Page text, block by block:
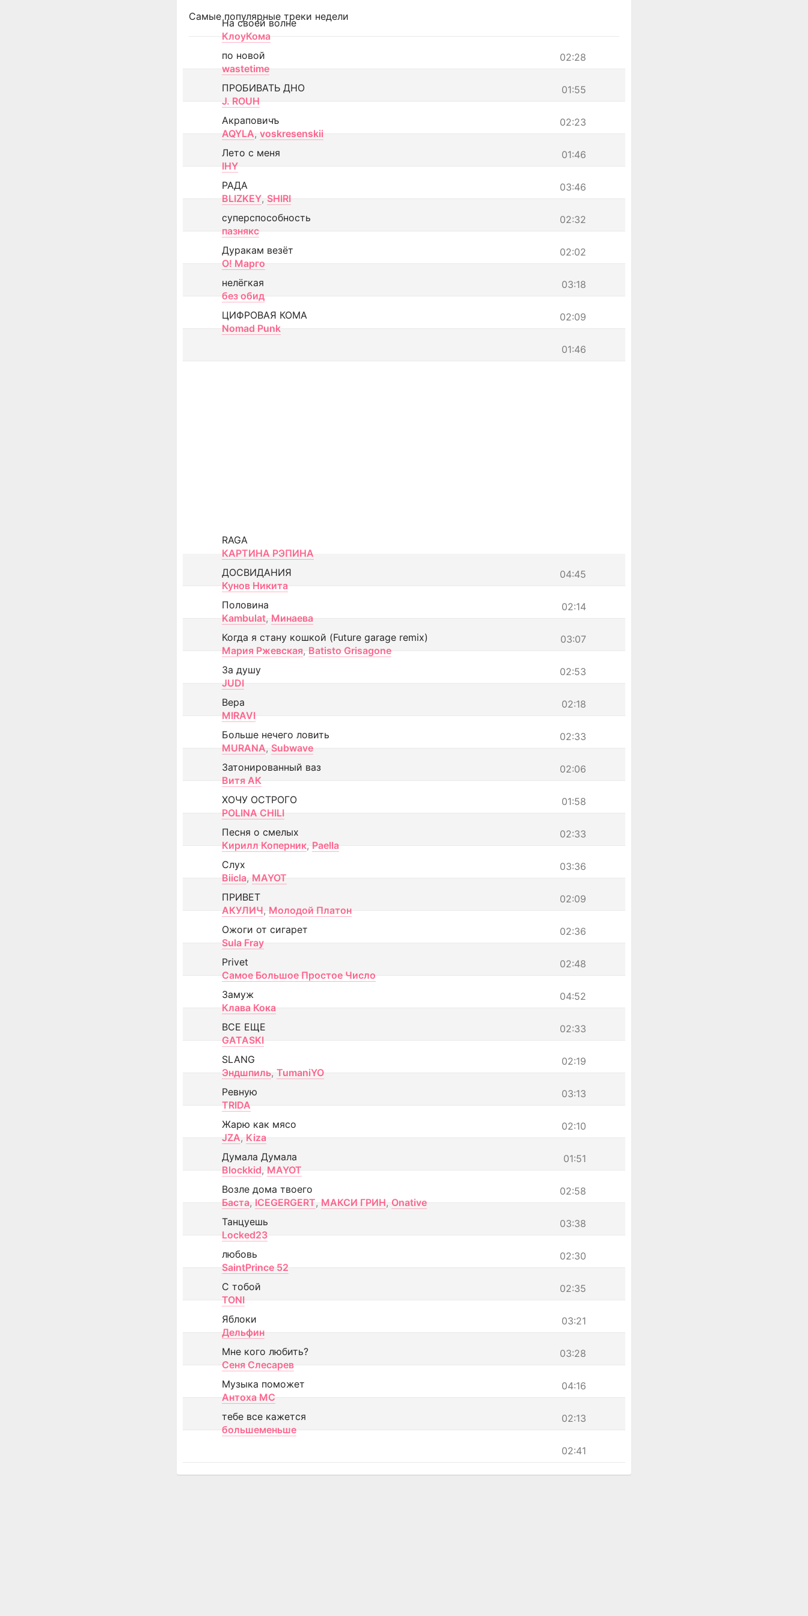
Самые популярные треки недели
На своей волне
КлоуКома
02:28
по новой
wastetime
01:55
ПРОБИВАТЬ ДНО
J. ROUH
02:23
Акраповичъ
AQYLA, voskresenskii
01:46
Лето с меня
IHY
03:46
РАДА
BLIZKEY, SHIRI
02:32
суперспособность
пазнякс
02:02
Дуракам везёт
О! Марго
03:18
нелёгкая
без обид
02:09
ЦИФРОВАЯ КОМА
Nomad Punk
01:46
RAGA
КАРТИНА РЭПИНА
04:45
ДОСВИДАНИЯ
Кунов Никита
02:14
Половина
Kambulat, Минаева
03:07
Когда я стану кошкой (Future garage remix)
Мария Ржевская, Batisto Grisagone
02:53
За душу
JUDI
02:18
Вера
MIRAVI
02:33
Больше нечего ловить
MURANA, Subwave
02:06
Затонированный ваз
Витя АК
01:58
ХОЧУ ОСТРОГО
POLINA CHILI
02:33
Песня о смелых
Кирилл Коперник, Paella
03:36
Слух
Biicla, MAYOT
02:09
ПРИВЕТ
АКУЛИЧ, Молодой Платон
02:36
Ожоги от сигарет
Sula Fray
02:48
Privet
Самое Большое Простое Число
04:52
Замуж
Клава Кока
02:33
ВСЕ ЕЩЕ
GATASKI
02:19
SLANG
Эндшпиль, TumaniYO
03:13
Ревную
TRIDA
02:10
Жарю как мясо
JZA, Kiza
01:51
Думала Думала
Blockkid, MAYOT
02:58
Возле дома твоего
Баста, ICEGERGERT, МАКСИ ГРИН, Onative
03:38
Танцуешь
Locked23
02:30
любовь
SaintPrince 52
02:35
С тобой
TONI
03:21
Яблоки
Дельфин
03:28
Мне кого любить?
Сеня Слесарев
04:16
Музыка поможет
Антоха МС
02:13
тебе все кажется
большеменьше
02:41